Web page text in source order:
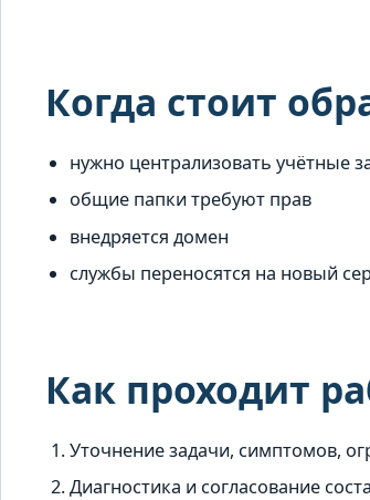
Когда стоит
нужно централизовать учётные
общие папки требуют прав
внедряется домен
службы переносятся на новый
Как проходит
Уточнение задачи, симптомов,
Диагностика и согласование